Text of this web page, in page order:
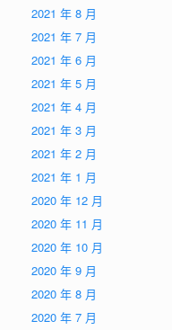
2021 年 8 月
2021 年 7 月
2021 年 6 月
2021 年 5 月
2021 年 4 月
2021 年 3 月
2021 年 2 月
2021 年 1 月
2020 年 12 月
2020 年 11 月
2020 年 10 月
2020 年 9 月
2020 年 8 月
2020 年 7 月